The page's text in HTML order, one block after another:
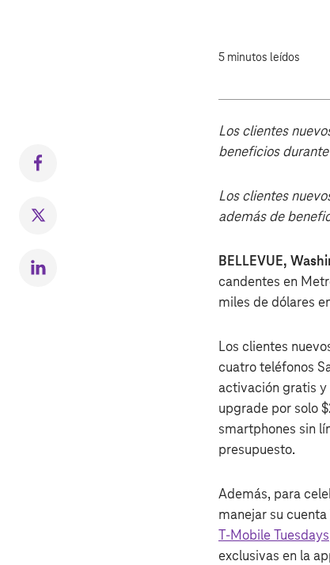
5 minutos leídos
Compartir
Compartir
Compartr
Los clientes
beneficios
Los clientes
además de
BELLEVUE,
candentes en
miles de dólares
Los clientes
cuatro teléfonos
activación gratis y
upgrade por solo
smartphones sin
presupuesto.
Además, para
manejar su
T‑Mobile Tuesdays
exclusivas en la